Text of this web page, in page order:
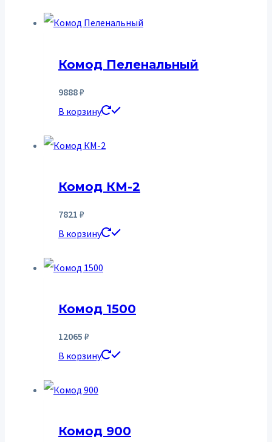
Комод Пеленальный
9888₽
В корзину
Комод КМ-2
7821 ₽
В корзину
Комод 1500
12065 ₽
В корзину
Комод 900